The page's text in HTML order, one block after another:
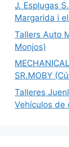
J. Esplugas
Margarida i
Tallers Auto
Monjos)
SR.MOBY
Talleres
Vehículos de